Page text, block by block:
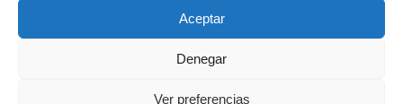
Aceptar
Denegar
Ver preferencias
Contacto
Desarrollo Web por Kiwop